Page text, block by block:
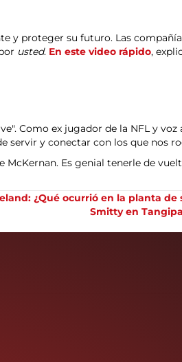
y proteger su futuro. Las
usted. En este video rápido,
Como ex jugador de la NFL y voz
servir y conectar con los que nos
Es genial tenerle de
¿Qué ocurrió en la planta
Smitty en